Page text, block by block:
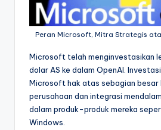
Peran Microsoft, Mitra Strategis
Microsoft telah menginvestasikan
dolar AS ke dalam OpenAI.
Microsoft hak atas sebagian besar
perusahaan dan integrasi
dalam produk-produk mereka
Windows.